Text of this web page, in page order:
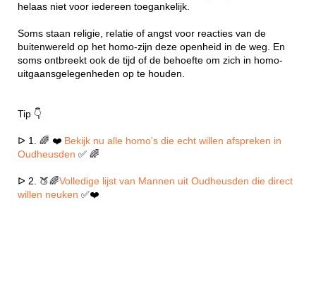
helaas niet voor iedereen toegankelijk.
Soms staan religie, relatie of angst voor reacties van de
buitenwereld op het homo-zijn deze openheid in de weg. En
soms ontbreekt ook de tijd of de behoefte om zich in homo-
uitgaansgelegenheden op te houden.
Tip 👇
ᐅ 1. 🌈 ❤️ Bekijk nu alle homo's die echt willen afspreken in
Oudheusden ✅ 🌈
ᐅ 2. 🍑🌈Volledige lijst van Mannen uit Oudheusden die direct
willen neuken ✅❤️